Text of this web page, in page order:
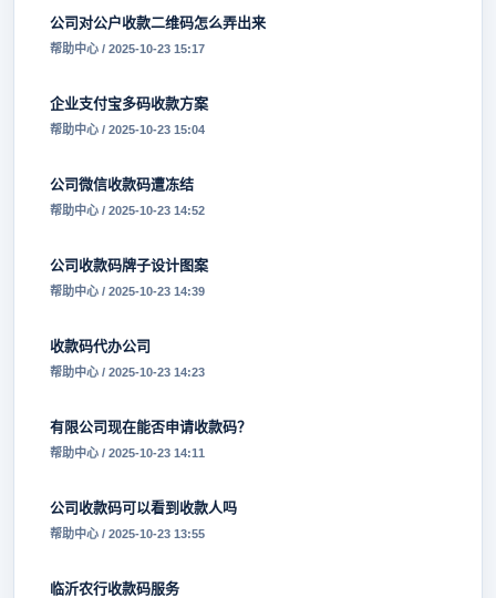
公司对公户收款二维码怎么弄出来
帮助中心 / 2025-10-23 15:17
企业支付宝多码收款方案
帮助中心 / 2025-10-23 15:04
公司微信收款码遭冻结
帮助中心 / 2025-10-23 14:52
公司收款码牌子设计图案
帮助中心 / 2025-10-23 14:39
收款码代办公司
帮助中心 / 2025-10-23 14:23
有限公司现在能否申请收款码？
帮助中心 / 2025-10-23 14:11
公司收款码可以看到收款人吗
帮助中心 / 2025-10-23 13:55
临沂农行收款码服务